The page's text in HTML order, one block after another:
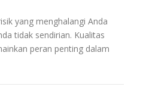
yang menghalangi Anda
tidak sendirian. Kualitas
peran penting dalam